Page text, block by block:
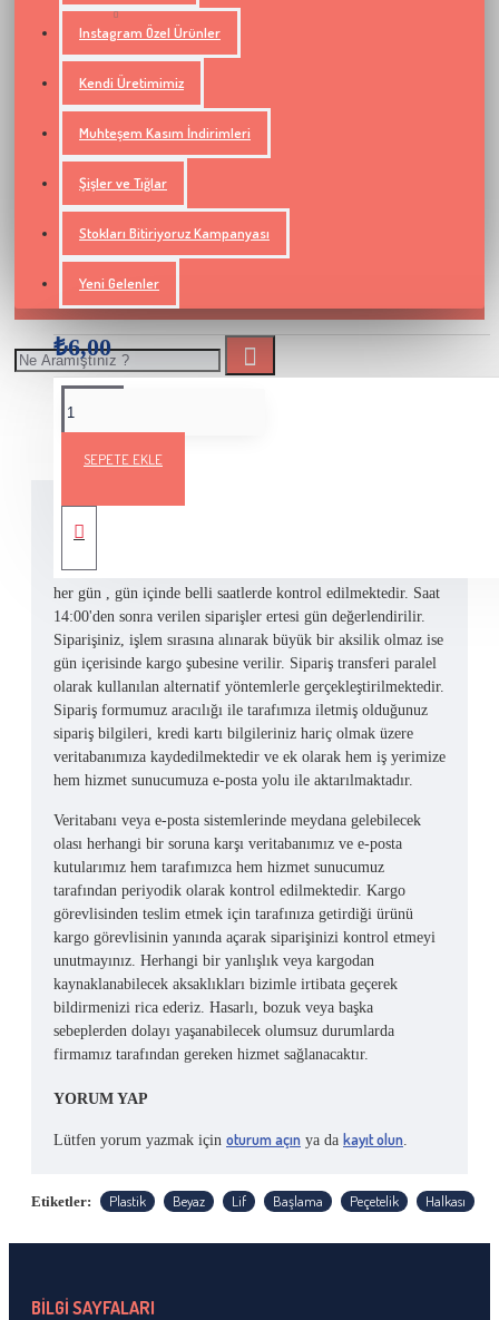
Instagram Özel Ürünler
Kendi Üretimimiz
Muhteşem Kasım İndirimleri
Şişler ve Tığlar
Stokları Bitiriyoruz Kampanyası
Yeni Gelenler
₺6,00
SEPETE EKLE
Teslimat Bilgileri
Siparişiniz bizim için önemlidir!
Online olarak sitemizden verilen siparişler periyodik olarak
her gün , gün içinde belli saatlerde kontrol edilmektedir. Saat
14:00'den sonra verilen siparişler ertesi gün değerlendirilir.
Siparişiniz, işlem sırasına alınarak büyük bir aksilik olmaz ise
gün içerisinde kargo şubesine verilir. Sipariş transferi paralel
olarak kullanılan alternatif yöntemlerle gerçekleştirilmektedir.
Sipariş formumuz aracılığı ile tarafımıza iletmiş olduğunuz
sipariş bilgileri, kredi kartı bilgileriniz hariç olmak üzere
veritabanımıza kaydedilmektedir ve ek olarak hem iş yerimize
hem hizmet sunucumuza e-posta yolu ile aktarılmaktadır.
Veritabanı veya e-posta sistemlerinde meydana gelebilecek
olası herhangi bir soruna karşı veritabanımız ve e-posta
kutularımız hem tarafımızca hem hizmet sunucumuz
tarafından periyodik olarak kontrol edilmektedir. Kargo
görevlisinden teslim etmek için tarafınıza getirdiği ürünü
kargo görevlisinin yanında açarak siparişinizi kontrol etmeyi
unutmayınız. Herhangi bir yanlışlık veya kargodan
kaynaklanabilecek aksaklıkları bizimle irtibata geçerek
bildirmenizi rica ederiz. Hasarlı, bozuk veya başka
sebeplerden dolayı yaşanabilecek olumsuz durumlarda
firmamız tarafından gereken hizmet sağlanacaktır.
YORUM YAP
Lütfen yorum yazmak için oturum açın ya da kayıt olun
Etiketler: Plastik Beyaz Lif Başlama Peçetelik Halkası
BİLGİ SAYFALARI